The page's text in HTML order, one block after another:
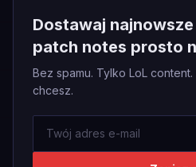
Dostawaj
patch notes prosto
Bez spamu. Tylko LoL
chcesz.